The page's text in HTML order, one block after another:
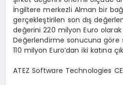
İngiltere merkezli Alman bir
gerçekleştirilen son dış
değerini 220 milyon Euro olarak
Değerlendirme sonucuna göre
110 milyon Euro’dan iki katına
ATEZ Software Technologies